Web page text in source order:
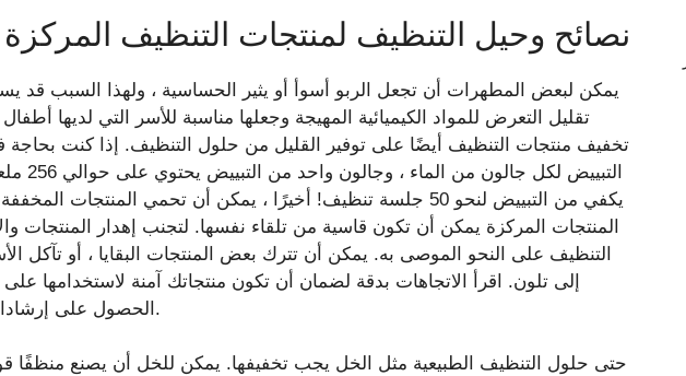
نصائح وحيل التنظيف لمنتجات التنظيف المركزة
يمكن لبعض المطهرات أن تجعل الربو أسوأ أو يثير الحساسية ، ولهذا السبب قد
تقليل التعرض للمواد الكيميائية المهيجة وجعلها مناسبة للأسر التي لديها
تخفيف منتجات التنظيف أيضًا على توفير القليل من حلول التنظيف. إذا كنت
يكفي من التبييض لنحو 50 جلسة تنظيف! أخيرًا ، يمكن أن تحمي
المنتجات المركزة يمكن أن تكون قاسية من تلقاء نفسها. لتجنب إهدار المنتجات
التنظيف على النحو الموصى به. يمكن أن تترك بعض المنتجات البقايا ، أو تآكل
إلى تلون. اقرأ الاتجاهات بدقة لضمان أن تكون منتجاتك آمنة لاستخدامها
الحصول على إرشادات محددة حول منتجات التخفيف.
حتى حلول التنظيف الطبيعية مثل الخل يجب تخفيفها. يمكن للخل أن يصنع منظفًا